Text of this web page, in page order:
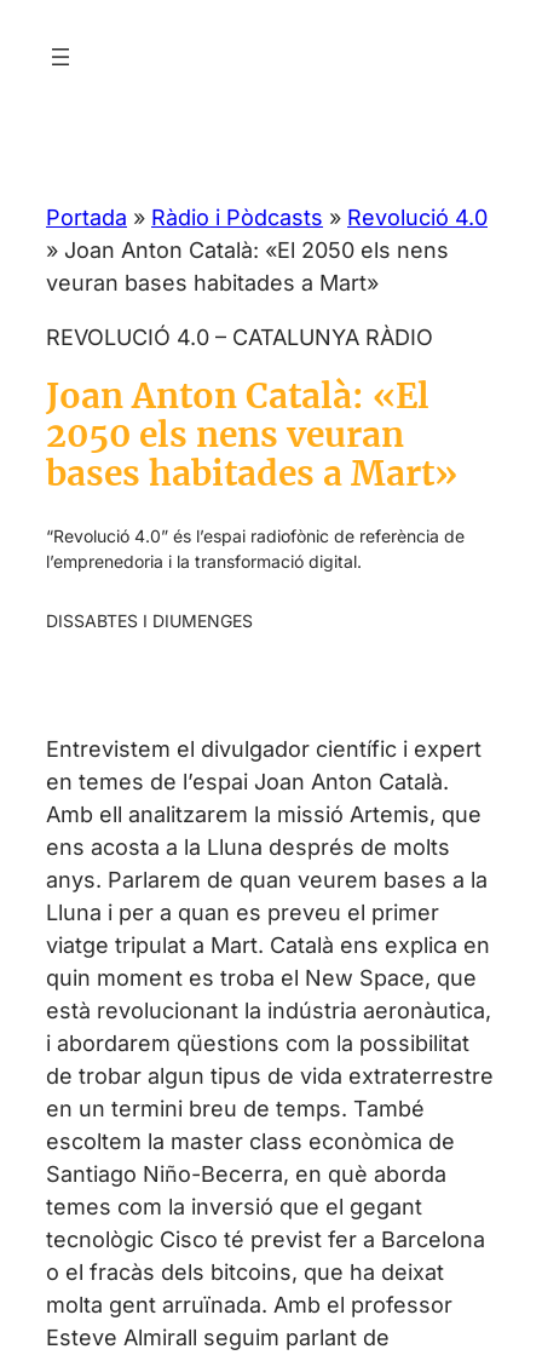
Portada » Ràdio i Pòdcasts » Revolució 4.0
» Joan Anton Català: «El 2050 els nens
veuran bases habitades a Mart»
REVOLUCIÓ 4.0 – CATALUNYA RÀDIO
Joan Anton Català: «El
2050 els nens veuran
bases habitades a Mart»
“Revolució 4.0” és l’espai radiofònic de referència de
l’emprenedoria i la transformació digital.
DISSABTES I DIUMENGES
Entrevistem el divulgador científic i expert
en temes de l’espai Joan Anton Català.
Amb ell analitzarem la missió Artemis, que
ens acosta a la Lluna després de molts
anys. Parlarem de quan veurem bases a la
Lluna i per a quan es preveu el primer
viatge tripulat a Mart. Català ens explica en
quin moment es troba el New Space, que
està revolucionant la indústria aeronàutica,
i abordarem qüestions com la possibilitat
de trobar algun tipus de vida extraterrestre
en un termini breu de temps. També
escoltem la master class econòmica de
Santiago Niño-Becerra, en què aborda
temes com la inversió que el gegant
tecnològic Cisco té previst fer a Barcelona
o el fracàs dels bitcoins, que ha deixat
molta gent arruïnada. Amb el professor
Esteve Almirall seguim parlant de